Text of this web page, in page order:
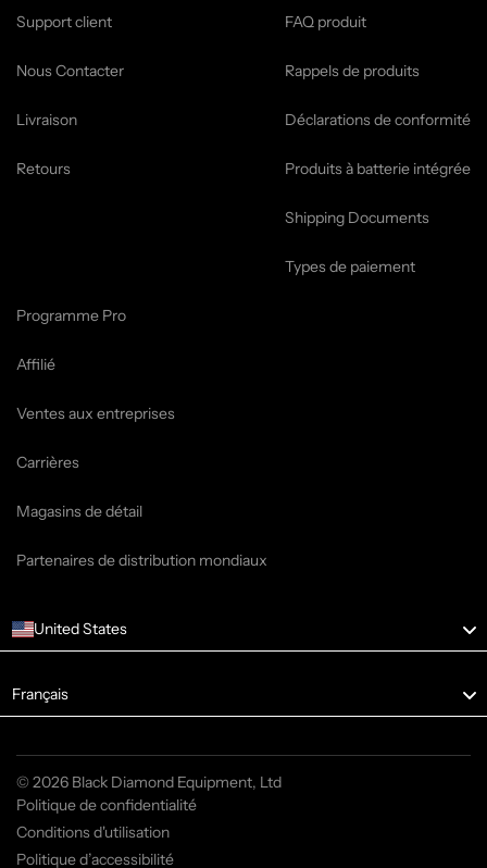
Support client
Nous Contacter
Livraison
Retours
FAQ produit
Rappels de produits
Déclarations de conformité
Produits à batterie intégrée
Shipping Documents
Types de paiement
Programme Pro
Affilié
Ventes aux entreprises
Carrières
Magasins de détail
Partenaires de distribution mondiaux
United States
Language
Français
© 2026 Black Diamond Equipment, Ltd
Politique de confidentialité
Conditions d'utilisation
Politique d’accessibilité